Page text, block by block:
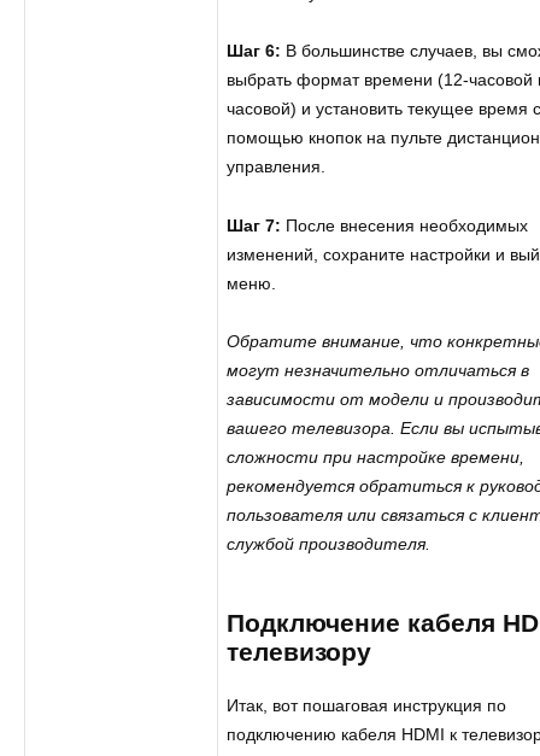
Шаг 6: В большинстве случаев, вы
выбрать формат времени (12-часовой
часовой) и установить текущее время
помощью кнопок на пульте
управления.
Шаг 7: После внесения необходимых
изменений, сохраните настройки и
меню.
Обратите внимание, что
могут незначительно отличаться в
зависимости от модели и
вашего телевизора. Если вы
сложности при настройке времени,
рекомендуется обратиться к
пользователя или связаться с
службой производителя.
Подключение кабеля
телевизору
Итак, вот пошаговая инструкция по
подключению кабеля HDMI к